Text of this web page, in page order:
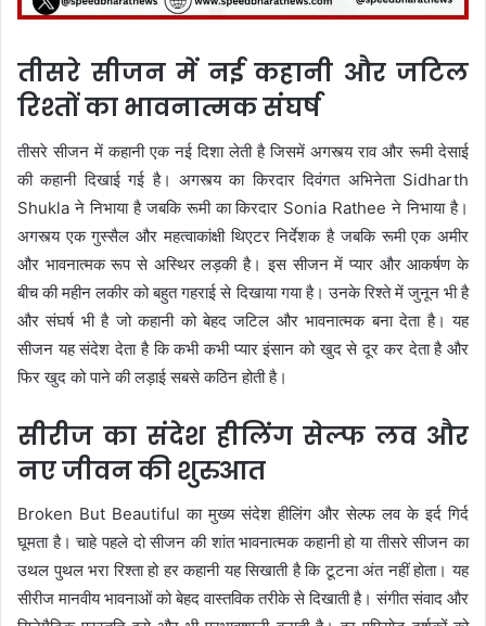
तीसरे सीजन में नई कहानी और जटिल
रिश्तों का भावनात्मक संघर्ष
तीसरे सीजन में कहानी एक नई दिशा लेती है जिसमें अगस्त्य राव और रूमी देसाई
की कहानी दिखाई गई है। अगस्त्य का किरदार दिवंगत अभिनेता Sidharth
Shukla ने निभाया है जबकि रूमी का किरदार Sonia Rathee ने निभाया है।
अगस्त्य एक गुस्सैल और महत्वाकांक्षी थिएटर निर्देशक है जबकि रूमी एक अमीर
और भावनात्मक रूप से अस्थिर लड़की है। इस सीजन में प्यार और आकर्षण के
बीच की महीन लकीर को बहुत गहराई से दिखाया गया है। उनके रिश्ते में जुनून भी है
और संघर्ष भी है जो कहानी को बेहद जटिल और भावनात्मक बना देता है। यह
सीजन यह संदेश देता है कि कभी कभी प्यार इंसान को खुद से दूर कर देता है और
फिर खुद को पाने की लड़ाई सबसे कठिन होती है।
सीरीज का संदेश हीलिंग सेल्फ लव और
नए जीवन की शुरुआत
Broken But Beautiful का मुख्य संदेश हीलिंग और सेल्फ लव के इर्द गिर्द
घूमता है। चाहे पहले दो सीजन की शांत भावनात्मक कहानी हो या तीसरे सीजन का
उथल पुथल भरा रिश्ता हो हर कहानी यह सिखाती है कि टूटना अंत नहीं होता। यह
सीरीज मानवीय भावनाओं को बेहद वास्तविक तरीके से दिखाती है। संगीत संवाद और